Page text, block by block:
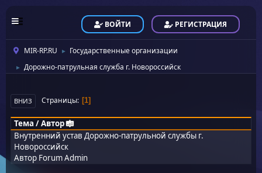
ВОЙТИ РЕГИСТРАЦИЯ
MIR-RP.RU ► Государственные организации
► Дорожно-патрульная служба г. Новороссийск
ВНИЗ Страницы 1
Тема /Автор
Внутренний устав Дорожно-патрульной службы г.
Новороссийск
Автор Forum Admin